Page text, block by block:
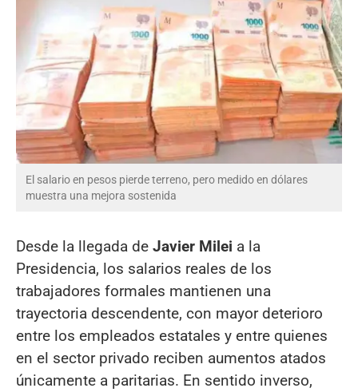
El salario en pesos pierde terreno, pero medido en dólares
muestra una mejora sostenida
Desde la llegada de Javier Milei a la
Presidencia, los salarios reales de los
trabajadores formales mantienen una
trayectoria descendente, con mayor deterioro
entre los empleados estatales y entre quienes
en el sector privado reciben aumentos atados
únicamente a paritarias. En sentido inverso,